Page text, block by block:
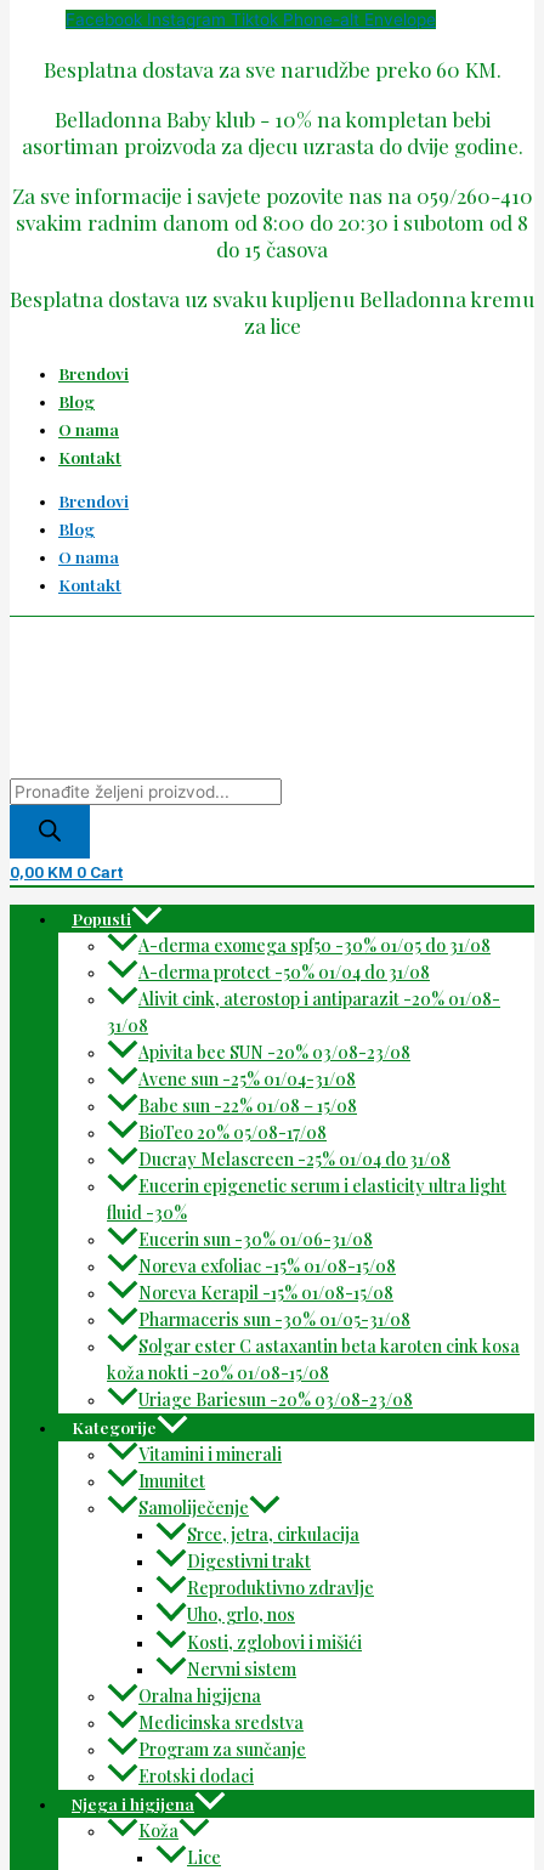
Facebook Instagram Tiktok Phone-alt Envelope
Besplatna dostava za sve narudžbe preko 60 KM.
Belladonna Baby klub - 10% na kompletan bebi
asortiman proizvoda za djecu uzrasta do dvije godine.
Za sve informacije i savjete pozovite nas na 059/260-410
svakim radnim danom od 8:00 do 20:30 i subotom od 8
do 15 časova
Besplatna dostava uz svaku kupljenu Belladonna kremu
za lice
Brendovi
Blog
O nama
Kontakt
Brendovi
Blog
O nama
Kontakt
0,00 KM 0 Cart
Popusti
A-derma exomega spf50 -30% 01/05 do 31/08
A-derma protect -50% 01/04 do 31/08
Alivit cink, aterostop i antiparazit -20% 01/08-
31/08
Apivita bee SUN -20% 03/08-23/08
Avene sun -25% 01/04-31/08
Babe sun -22% 01/08 – 15/08
BioTeo 20% 05/08-17/08
Ducray Melascreen -25% 01/04 do 31/08
Eucerin epigenetic serum i elasticity ultra light
fluid -30%
Eucerin sun -30% 01/06-31/08
Noreva exfoliac -15% 01/08-15/08
Noreva Kerapil -15% 01/08-15/08
Pharmaceris sun -30% 01/05-31/08
Solgar ester C astaxantin beta karoten cink kosa
koža nokti -20% 01/08-15/08
Uriage Bariesun -20% 03/08-23/08
Kategorije
Vitamini i minerali
Imunitet
Samoliječenje
Srce, jetra, cirkulacija
Digestivni trakt
Reproduktivno zdravlje
Uho, grlo, nos
Kosti, zglobovi i mišići
Nervni sistem
Oralna higijena
Medicinska sredstva
Program za sunčanje
Erotski dodaci
Njega i higijena
Koža
Lice